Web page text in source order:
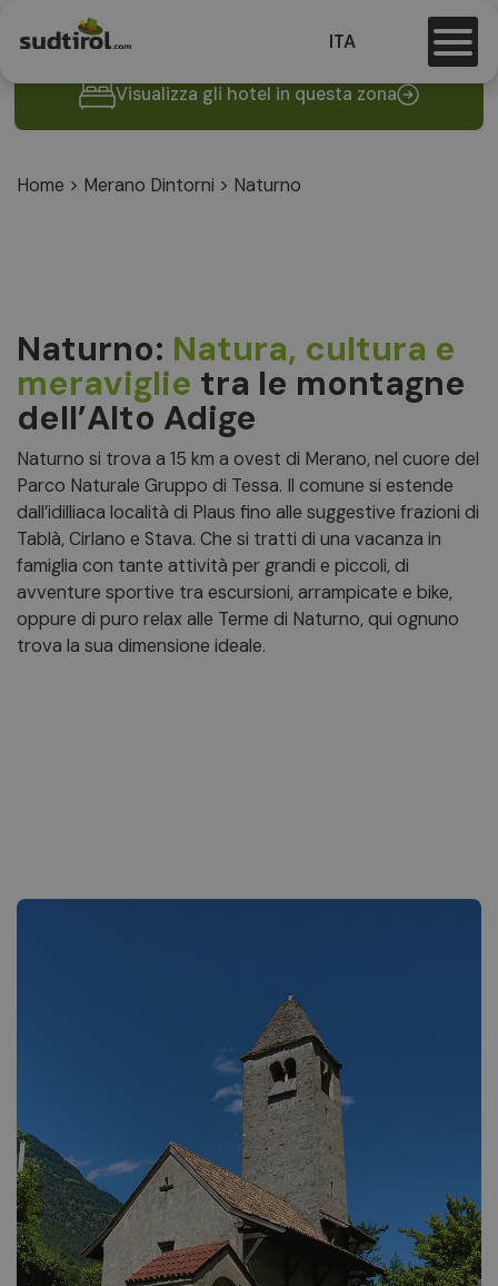
ITA
Visualizza gli hotel in questa zona
Home > Merano Dintorni > Naturno
Naturno: Natura, cultura e
meraviglie tra le montagne
dell’Alto Adige
Naturno si trova a 15 km a ovest di Merano, nel cuore del
Parco Naturale Gruppo di Tessa. Il comune si estende
dall’idilliaca località di Plaus fino alle suggestive frazioni di
Tablà, Cirlano e Stava. Che si tratti di una vacanza in
famiglia con tante attività per grandi e piccoli, di
avventure sportive tra escursioni, arrampicate e bike,
oppure di puro relax alle Terme di Naturno, qui ognuno
trova la sua dimensione ideale.